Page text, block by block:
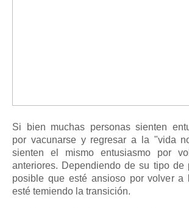
Si bien muchas personas sienten
por vacunarsey regresar a la "vida
sienten el mismo entusiasmo por
anteriores. Dependiendo de su tipo de
posible que esté ansioso por volver a
esté temiendo la transición.